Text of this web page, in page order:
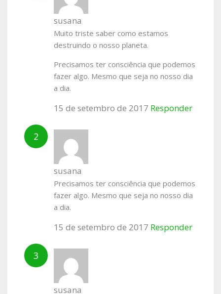
susana
Muito triste saber como estamos
destruindo o nosso planeta.
Precisamos ter consciência que podemos
fazer algo. Mesmo que seja no nosso dia
a dia.
15 de setembro de 2017 Responder
susana
Precisamos ter consciência que podemos
fazer algo. Mesmo que seja no nosso dia
a dia.
15 de setembro de 2017 Responder
susana